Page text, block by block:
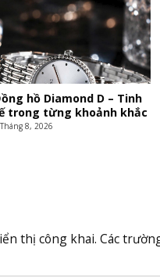
hồ Diamond D – Tinh
trong từng khoảnh khắc
8, 2026
thị công khai. Các